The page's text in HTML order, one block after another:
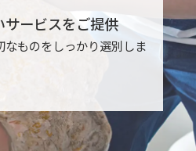
サービスをご提供
なものをしっかり選別しま